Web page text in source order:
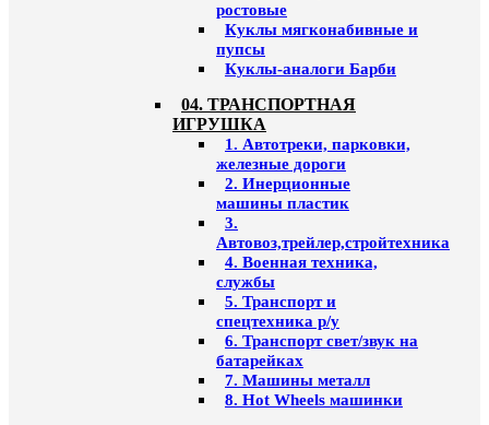
ростовые
Куклы мягконабивные и
пупсы
Куклы-аналоги Барби
04. ТРАНСПОРТНАЯ
ИГРУШКА
1. Автотреки, парковки,
железные дороги
2. Инерционные
машины пластик
3.
Автовоз,трейлер,стройтехника
4. Военная техника,
службы
5. Транспорт и
спецтехника р/у
6. Транспорт свет/звук на
батарейках
7. Машины металл
8. Hot Wheels машинки